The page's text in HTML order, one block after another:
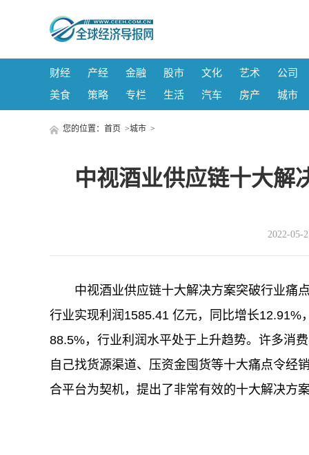
财经 产经 金融 股市 文化 艺术
公司
美食
策略 专栏 生活 汽车 房产 城市
您的位置： 首页 >城市 >
中视酒业供应链十大解
2022-05-
中视酒业供应链十大解决方案突破行业痛
行业实现利润1585.41 亿元，同比增长
88.5%，行业利润水平处于上升趋势。许多消
自己找货源渠道、压资金囤货等十大痛点令经
合平台为契机，提出了非常有效的十大解决方